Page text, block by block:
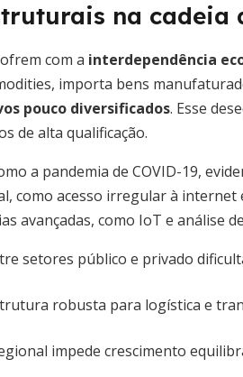
na cadeia
com a interdependência
importa bens
pouco diversificados. Esse
de alta qualificação.
a pandemia de COVID-19,
como acesso irregular à internet
avançadas, como IoT e análise
setores público e privado
robusta para logística e
impede crescimento